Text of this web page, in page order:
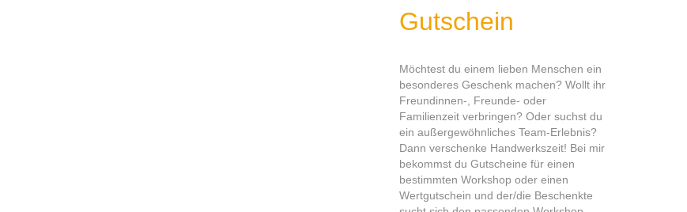
Gutschein
Möchtest du einem lieben Menschen ein
besonderes Geschenk machen? Wollt ihr
Freundinnen-, Freunde- oder
Familienzeit verbringen? Oder suchst du
ein außergewöhnliches Team-Erlebnis?
Dann verschenke Handwerkszeit! Bei mir
bekommst du Gutscheine für einen
bestimmten Workshop oder einen
Wertgutschein und der/die Beschenkte